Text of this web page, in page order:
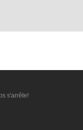
s'arrête!